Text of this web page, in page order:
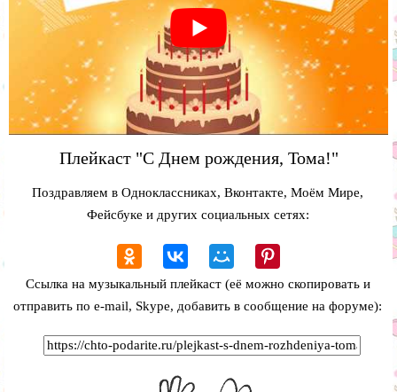
Плейкаст "С Днем рождения, Тома!"
Поздравляем в Одноклассниках, Вконтакте, Моём Мире,
Фейсбуке и других социальных сетях:
Ссылка на музыкальный плейкаст (её можно скопировать и
отправить по e-mail, Skype, добавить в сообщение на форуме):